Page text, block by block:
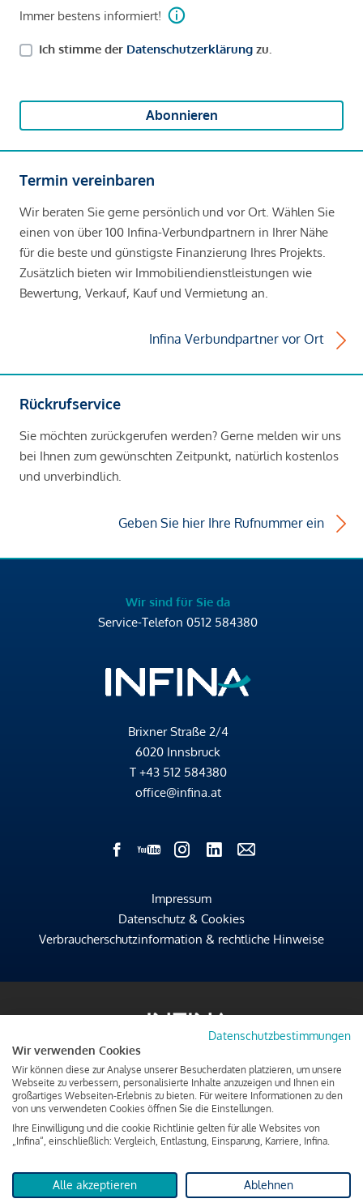
Immer bestens informiert!
Ich stimme der Datenschutzerklärung zu.
Abonnieren
Termin vereinbaren
Wir beraten Sie gerne persönlich und vor Ort. Wählen Sie
einen von über 100 Infina-Verbundpartnern in Ihrer Nähe
für die beste und günstigste Finanzierung Ihres Projekts.
Zusätzlich bieten wir Immobiliendienstleistungen wie
Bewertung, Verkauf, Kauf und Vermietung an.
Infina Verbundpartner vor Ort
Rückrufservice
Sie möchten zurückgerufen werden? Gerne melden wir uns
bei Ihnen zum gewünschten Zeitpunkt, natürlich kostenlos
und unverbindlich.
Geben Sie hier Ihre Rufnummer ein
Wir sind für Sie da
Service-Telefon 0512 584380
Brixner Straße 2/4
6020 Innsbruck
T +43 512 584380
office@infina.at
Impressum
Datenschutz & Cookies
Verbraucherschutzinformation & rechtliche Hinweise
Datenschutzbestimmungen
Wir verwenden Cookies
Wir können diese zur Analyse unserer Besucherdaten platzieren, um unsere
Webseite zu verbessern, personalisierte Inhalte anzuzeigen und Ihnen ein
großartiges Webseiten-Erlebnis zu bieten. Für weitere Informationen zu den
von uns verwendeten Cookies öffnen Sie die Einstellungen.
Ihre Einwilligung und die cookie Richtlinie gelten für alle Websites von
„Infina“, einschließlich: Vergleich, Entlastung, Einsparung, Karriere, Infina.
Alle akzeptieren Ablehnen